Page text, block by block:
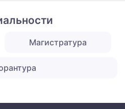
Магистратура